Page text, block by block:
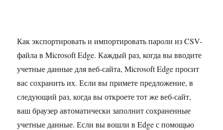
Как экспортировать и импортировать пароли из CSV-
файла в Microsoft Edge. Каждый раз, когда вы вводите
учетные данные для веб-сайта, Microsoft Edge просит
вас сохранить их. Если вы примете предложение, в
следующий раз, когда вы откроете тот же веб-сайт,
ваш браузер автоматически заполнит сохраненные
учетные данные. Если вы вошли в Edge с помощью